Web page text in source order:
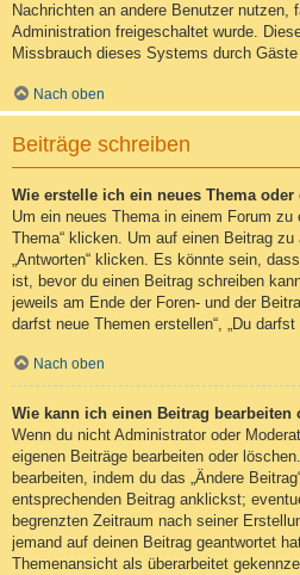
Nachrichten an andere Benutzer nutzen,
Administration freigeschaltet wurde.
Missbrauch dieses Systems durch Gäste
Nach oben
Beiträge schreiben
Wie erstelle ich ein neues Thema
Um ein neues Thema in einem Forum zu
Thema“ klicken. Um auf einen Beitrag
„Antworten“ klicken. Es könnte sein,
ist, bevor du einen Beitrag schreiben
jeweils am Ende der Foren- und der
darfst neue Themen erstellen“, „Du
Nach oben
Wie kann ich einen Beitrag bearbeiten
Wenn du nicht Administrator oder
eigenen Beiträge bearbeiten oder
bearbeiten, indem du das „Ändere
entsprechenden Beitrag anklickst;
begrenzten Zeitraum nach seiner
jemand auf deinen Beitrag geantwortet
Themenansicht als überarbeitet